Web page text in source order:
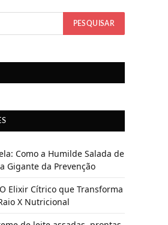
Como a Humilde Salada de
Gigante da Prevenção
Elixir Cítrico que Transforma
X Nutricional